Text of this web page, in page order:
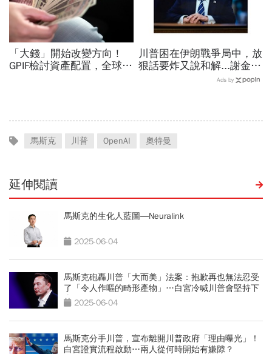
「大錢」開始改變方向！
GPIF檢討資產配置，全球資
川普困在伊朗戰爭局中，放
狠話要炸又說和解...謝金河
揭伊朗權力結構：制度決定
Ads by
馬斯克 川普 OpenAI 奧特曼
延伸閱讀
馬斯克的生化人藍圖―Neuralink
2025-06-04
馬斯克砲轟川普「大而美」法案：抱歉再也無法忍受
了「令人作嘔的畸形產物」…白宮冷喊川普會堅持下
去 2025-06-04
馬斯克分手川普，宣布離開川普政府「理由曝光」！
白宮證實流程啟動⋯兩人從何時開始有嫌隙？